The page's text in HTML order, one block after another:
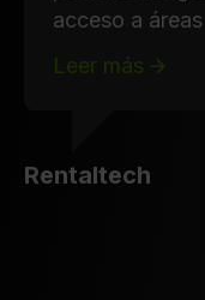
acceso a
Leer más
Rentaltech